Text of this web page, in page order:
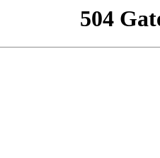
504